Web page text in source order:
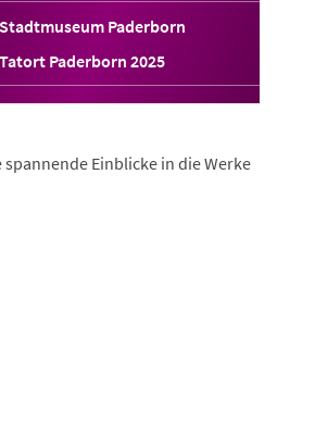
Stadtmuseum Paderborn
Tatort Paderborn 2025
Einblicke in die Werke